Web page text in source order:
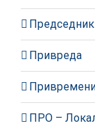
Привреда
ПРО –